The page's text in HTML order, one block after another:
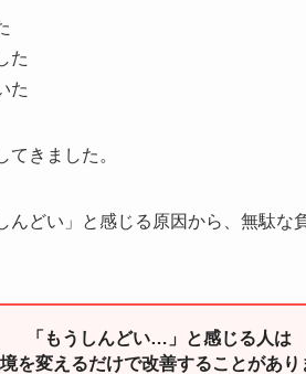
た
た
きました。
んどい」と感じる原因から、無駄な
「もうしんどい…」と感じる人は
を変えるだけで改善することがあり